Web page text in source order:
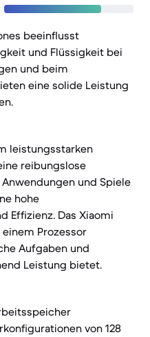
beeinflusst
und Flüssigkeit bei
und beim
eine solide Leistung
leistungsstarken
reibungslose
und Spiele
hohe
Effizienz. Das Xiaomi
einem Prozessor
Aufgaben und
Leistung bietet.
von 128